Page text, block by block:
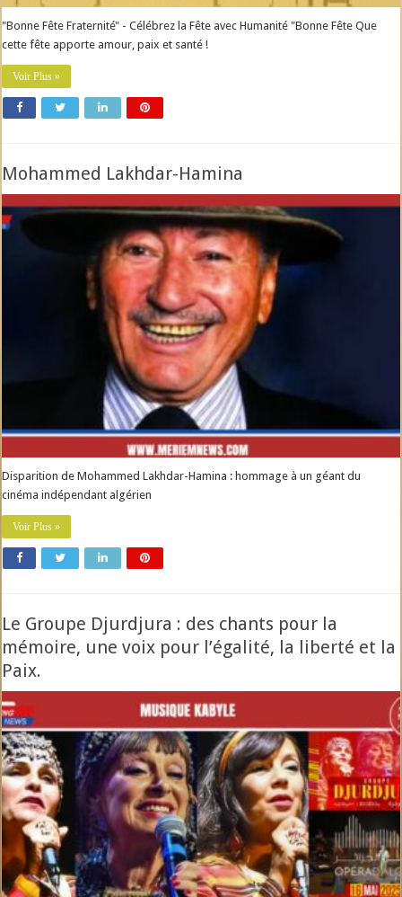
"Bonne Fête Fraternité" - Célébrez la Fête avec Humanité "Bonne Fête Que
cette fête apporte amour, paix et santé !
Voir Plus »
Mohammed Lakhdar-Hamina
Disparition de Mohammed Lakhdar-Hamina : hommage à un géant du
cinéma indépendant algérien
Voir Plus »
Le Groupe Djurdjura : des chants pour la
mémoire, une voix pour l’égalité, la liberté et la
Paix.